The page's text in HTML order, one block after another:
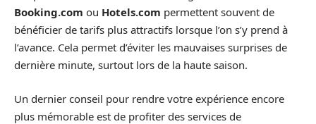
Booking.com ou Hotels.com permettent souvent de
bénéficier de tarifs plus attractifs lorsque l’on s’y prend à
l’avance. Cela permet d’éviter les mauvaises surprises de
dernière minute, surtout lors de la haute saison.
Un dernier conseil pour rendre votre expérience encore
plus mémorable est de profiter des services de